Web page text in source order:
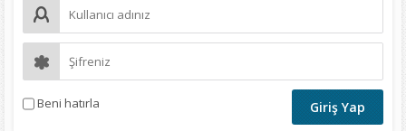
Beni hatırla